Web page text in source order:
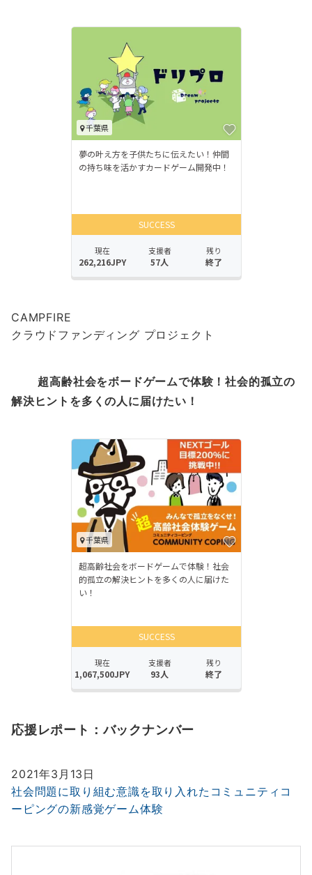
CAMPFIRE
クラウドファンディング プロジェクト
超高齢社会をボードゲームで体験！社会的孤立の
解決ヒントを多くの人に届けたい！
応援レポート：バックナンバー
2021年3月13日
社会問題に取り組む意識を取り入れたコミュニティコ
ーピングの新感覚ゲーム体験